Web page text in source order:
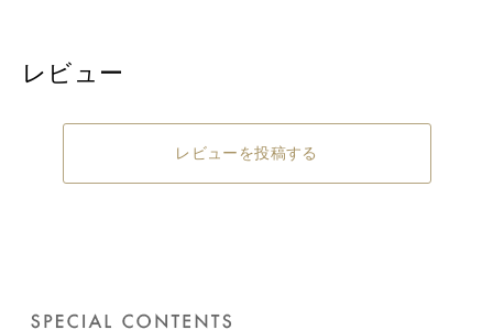
レビュー
レビューを投稿する